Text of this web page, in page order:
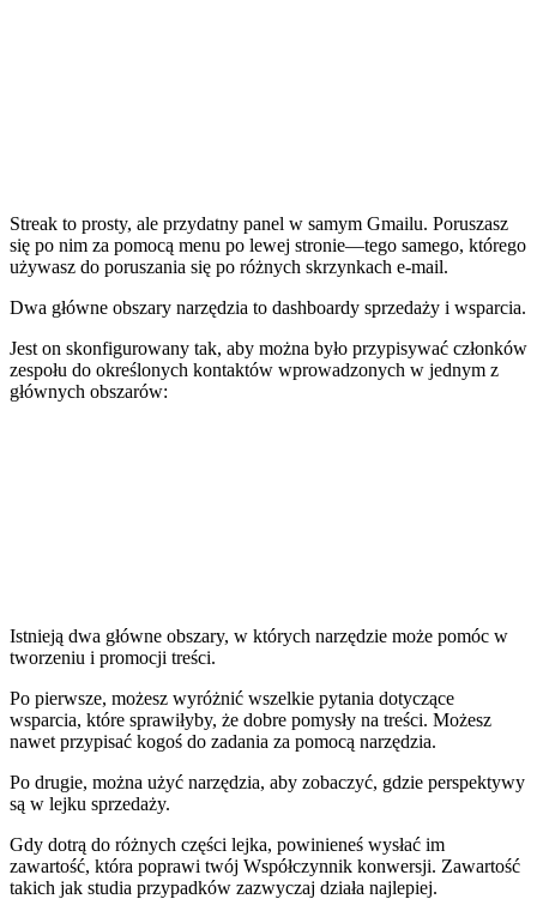
Streak to prosty, ale przydatny panel w samym Gmailu. Poruszasz
się po nim za pomocą menu po lewej stronie—tego samego, którego
używasz do poruszania się po różnych skrzynkach e-mail.
Dwa główne obszary narzędzia to dashboardy sprzedaży i wsparcia.
Jest on skonfigurowany tak, aby można było przypisywać członków
zespołu do określonych kontaktów wprowadzonych w jednym z
głównych obszarów:
Istnieją dwa główne obszary, w których narzędzie może pomóc w
tworzeniu i promocji treści.
Po pierwsze, możesz wyróżnić wszelkie pytania dotyczące
wsparcia, które sprawiłyby, że dobre pomysły na treści. Możesz
nawet przypisać kogoś do zadania za pomocą narzędzia.
Po drugie, można użyć narzędzia, aby zobaczyć, gdzie perspektywy
są w lejku sprzedaży.
Gdy dotrą do różnych części lejka, powinieneś wysłać im
zawartość, która poprawi twój Współczynnik konwersji. Zawartość
takich jak studia przypadków zazwyczaj działa najlepiej.